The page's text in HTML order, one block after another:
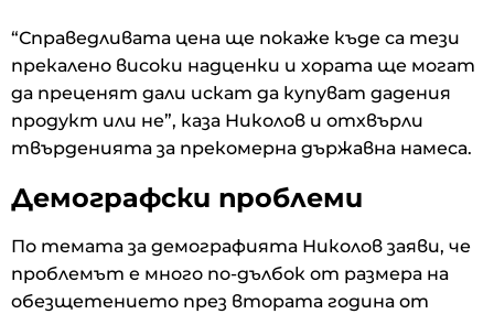
“Справедливата цена ще покаже къде са тези
прекалено високи надценки и хората ще могат
да преценят дали искат да купуват дадения
продукт или не”, каза Николов и отхвърли
твърденията за прекомерна държавна намеса.
Демографски проблеми
По темата за демографията Николов заяви, че
проблемът е много по-дълбок от размера на
обезщетението през втората година от